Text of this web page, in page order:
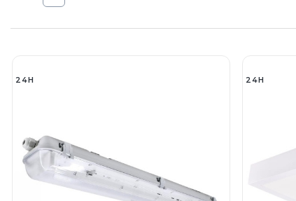
24H 24H